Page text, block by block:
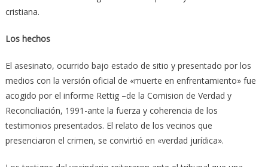
cristiana.
Los hechos
El asesinato, ocurrido bajo estado de sitio y presentado por los
medios con la versión oficial de «muerte en enfrentamiento» fue
acogido por el informe Rettig –de la Comision de Verdad y
Reconciliación, 1991-ante la fuerza y coherencia de los
testimonios presentados. El relato de los vecinos que
presenciaron el crimen, se convirtió en «verdad jurídica».